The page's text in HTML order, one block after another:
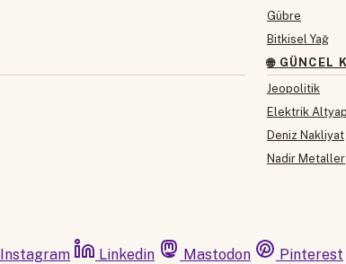
Gübre
Bitkisel Yağ
🌐 GÜNCEL
Jeopolitik
Elektrik
Deniz Nakliyat
Nadir Metaller
Instagram Linkedin Mastodon Pinterest